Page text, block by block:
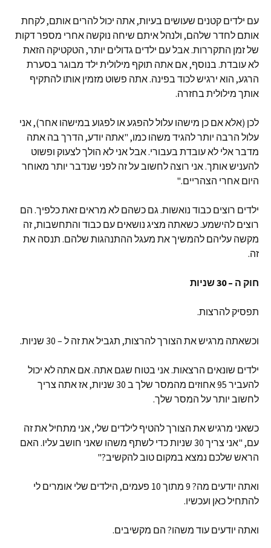
עם ילדים קטנים שעושים בעיות, אתה יכול להרים אותם, לקחת
אותם לחדר שלהם, ולנהל איתם שיחה נוקשה אחרי מספר דקות
של זמן התקררות. אבל עם ילדים גדולים יותר, הטקטיקה הזאת
לא עובדת. בנוסף, אם אתה תוקף מילולית ילד מבוגר בסערת
הרגע, הוא ירגיש לכוד בפינה. אתה פשוט מזמין אותו להתקיף
אותך מילולית בחזרה.
לכן (אלא אם כן מישהו עלול להפגע או לפגוע במישהו אחר), אני
עלול הרבה יותר להגיד משהו כמו, "אתה יודע, הדרך בה אתה
מדבר אלי לא עובדת בעבורי. אבל אני לא הולך לצעוק ופשוט
להעניש אותך. אני רוצה לחשוב על זה לפני שנדבר יותר מאוחר
היום אחרי הצהריים."
ילדים רוצים כבוד נואשות. גם כשהם לא מראים זאת כלפיך. הם
רוצים להישמע. כשאתה מציג נושאים עם כבוד והתחשבות, זה
מקשה עליהם להמשיך את מעגל ההתנהגות שלהם. תנסה את
זה.
חוק ה – 30 שניות
תפסיק להרצות.
וכשאתה מרגיש את הצורך להרצות, תגביל את זה ל – 30 שניות.
ילדים שונאים הרצאות. אני בטוח שגם אתה. אם אתה לא יכול
להעביר 95 אחוזים מהמסר שלך ב 30 שניות, אז אתה צריך
לחשוב יותר על המסר שלך.
כשאני מרגיש את הצורך להטיף לילדים שלי, אני מתחיל את זה
עם, "אני צריך 30 שניות כדי לשתף משהו שאני חושב עליו. האם
הראש שלכם נמצא במקום טוב להקשיב?"
ואתה יודעים מה? 9 מתוך 10 פעמים, הילדים שלי אומרים לי
להתחיל כאן ועכשיו.
ואתה יודעים עוד משהו? הם מקשיבים.